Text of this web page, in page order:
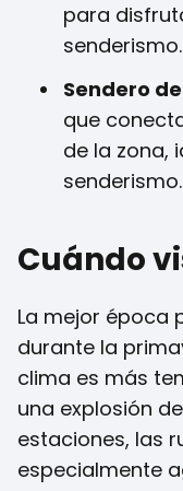
para
senderismo.
Sendero
que
de la zona,
senderismo.
Cuándo
La mejor época
durante la
clima es más
una explosión
estaciones, las
especialmente